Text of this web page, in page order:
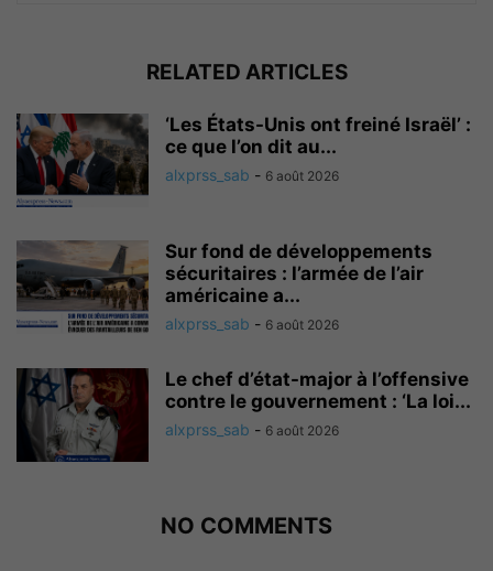
RELATED ARTICLES
‘Les États-Unis ont freiné Israël’ :
ce que l’on dit au...
alxprss_sab - 6 août 2026
Sur fond de développements
sécuritaires : l’armée de l’air
américaine a...
alxprss_sab - 6 août 2026
Le chef d’état-major à l’offensive
contre le gouvernement : ‘La loi...
alxprss_sab - 6 août 2026
NO COMMENTS